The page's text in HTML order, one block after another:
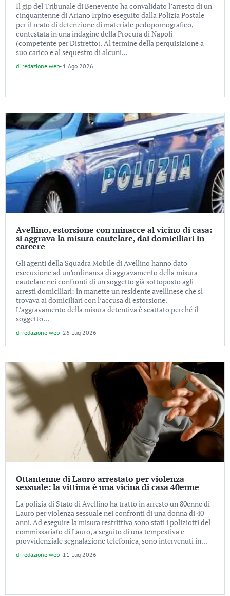
Il gip del Tribunale di Benevento ha convalidato l’arresto di un
cinquantenne di Ariano Irpino eseguito dalla Polizia Postale
per il reato di detenzione di materiale pedopornografico,
contestata in una indagine della Procura di Napoli
(competente per Distretto). Al termine della perquisizione a
suo carico e al sequestro di alcuni...
di redazione web- 1 Ago 2026
Avellino, estorsione con minacce al vicino di casa:
si aggrava la misura cautelare, dai domiciliari in
carcere
Gli agenti della Squadra Mobile di Avellino hanno dato
esecuzione ad un’ordinanza di aggravamento della misura
cautelare nei confronti di un soggetto già sottoposto agli
arresti domiciliari: in manette un residente avellinese che si
trovava ai domiciliari con l’accusa di estorsione.
L’aggravamento della misura detentiva è scattato perché il
soggetto...
di redazione web- 26 Lug 2026
Ottantenne di Lauro arrestato per violenza
sessuale: la vittima è una vicina di casa 40enne
La polizia di Stato di Avellino ha tratto in arresto un 80enne di
Lauro per violenza sessuale nei confronti di una donna di 40
anni. Ad eseguire la misura restrittiva sono stati i poliziotti del
commissariato di Lauro, a seguito di una tempestiva e
provvidenziale segnalazione telefonica, sono intervenuti in...
di redazione web- 11 Lug 2026